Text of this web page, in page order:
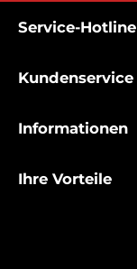
Service-Hotline
Kundenservice
Informationen
Ihre Vorteile